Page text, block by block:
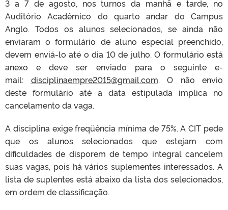
3 a 7 de agosto, nos turnos da manhã e tarde, no
Auditório Acadêmico do quarto andar do Campus
Anglo. Todos os alunos selecionados, se ainda não
enviaram o formulário de aluno especial preenchido,
devem enviá-lo até o dia 10 de julho. O formulário está
anexo e deve ser enviado para o seguinte e-
mail: disciplinaempre2015@gmail.com. O não envio
deste formulário até a data estipulada implica no
cancelamento da vaga.
A disciplina exige freqüência mínima de 75%. A CIT pede
que os alunos selecionados que estejam com
dificuldades de disporem de tempo integral cancelem
suas vagas, pois há vários suplementes interessados. A
lista de suplentes está abaixo da lista dos selecionados,
em ordem de classificação.